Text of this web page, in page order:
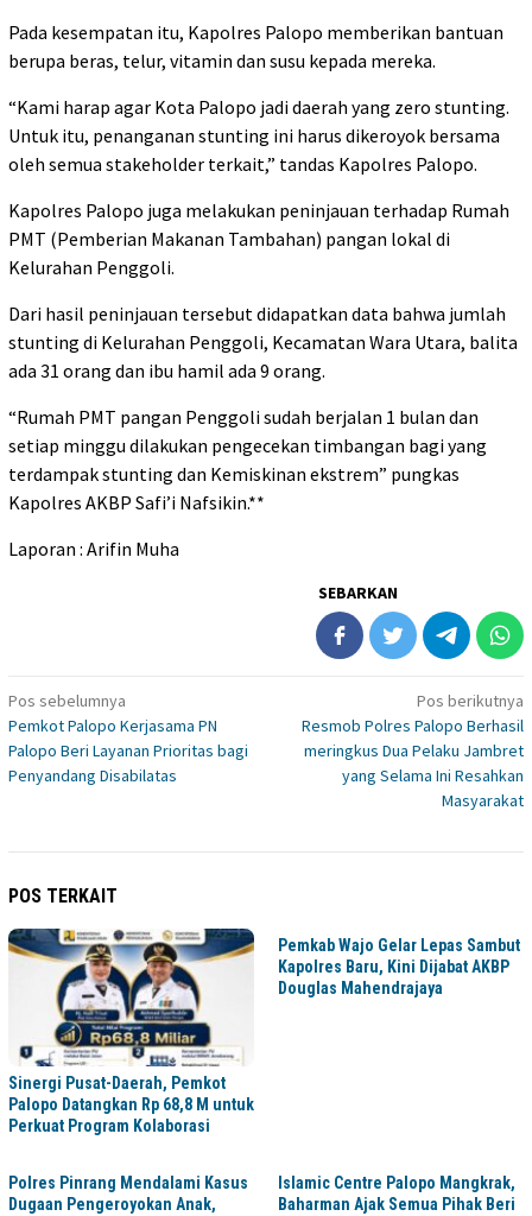
Pada kesempatan itu, Kapolres Palopo memberikan bantuan
berupa beras, telur, vitamin dan susu kepada mereka.
“Kami harap agar Kota Palopo jadi daerah yang zero stunting.
Untuk itu, penanganan stunting ini harus dikeroyok bersama
oleh semua stakeholder terkait,” tandas Kapolres Palopo.
Kapolres Palopo juga melakukan peninjauan terhadap Rumah
PMT (Pemberian Makanan Tambahan) pangan lokal di
Kelurahan Penggoli.
Dari hasil peninjauan tersebut didapatkan data bahwa jumlah
stunting di Kelurahan Penggoli, Kecamatan Wara Utara, balita
ada 31 orang dan ibu hamil ada 9 orang.
“Rumah PMT pangan Penggoli sudah berjalan 1 bulan dan
setiap minggu dilakukan pengecekan timbangan bagi yang
terdampak stunting dan Kemiskinan ekstrem” pungkas
Kapolres AKBP Safi’i Nafsikin.**
Laporan : Arifin Muha
SEBARKAN
Navigasi
pos
Pos sebelumnya
Pemkot Palopo Kerjasama PN
Palopo Beri Layanan Prioritas bagi
Penyandang Disabilatas
Pos berikutnya
Resmob Polres Palopo Berhasil
meringkus Dua Pelaku Jambret
yang Selama Ini Resahkan
Masyarakat
POS TERKAIT
Sinergi Pusat-Daerah, Pemkot
Palopo Datangkan Rp 68,8 M untuk
Perkuat Program Kolaborasi
Pemkab Wajo Gelar Lepas Sambut
Kapolres Baru, Kini Dijabat AKBP
Douglas Mahendrajaya
Polres Pinrang Mendalami Kasus
Dugaan Pengeroyokan Anak,
Islamic Centre Palopo Mangkrak,
Baharman Ajak Semua Pihak Beri